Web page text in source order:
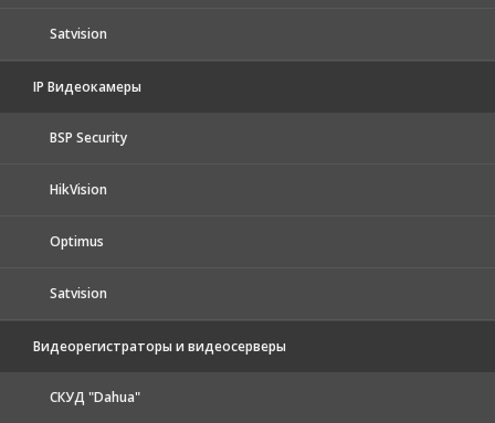
Satvision
IP Видеокамеры
BSP Security
HikVision
Optimus
Satvision
Видеорегистраторы и видеосерверы
CКУД "Dahua"